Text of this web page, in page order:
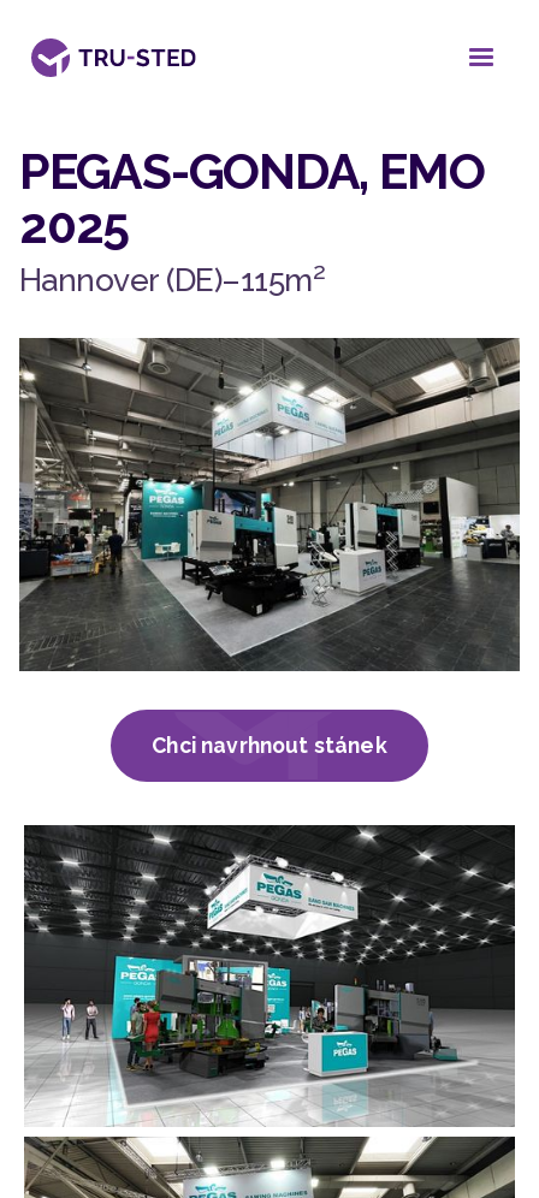
PEGAS-GONDA, EMO
2025
Hannover (DE)–115m2
Chci navrhnout stánek